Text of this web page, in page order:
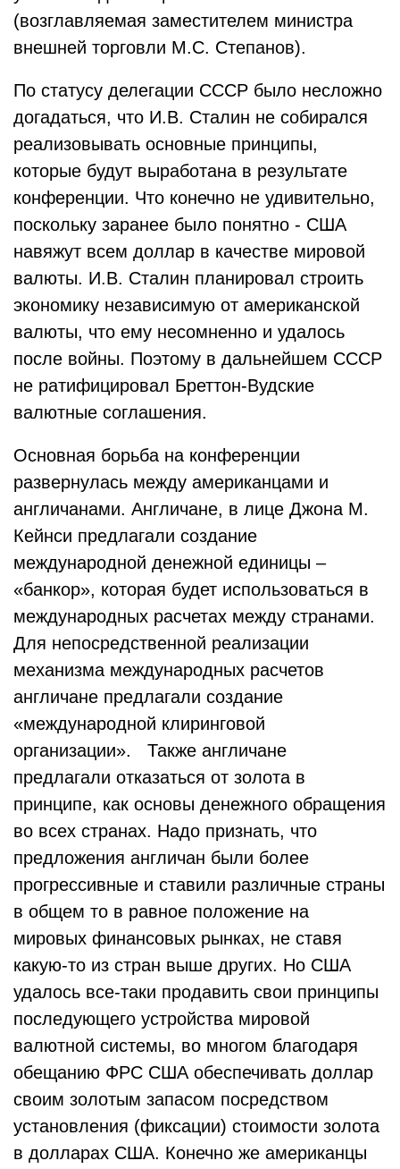
(возглавляемая заместителем министра
внешней торговли М.С. Степанов).
По статусу делегации СССР было несложно
догадаться, что И.В. Сталин не собирался
реализовывать основные принципы,
которые будут выработана в результате
конференции. Что конечно не удивительно,
поскольку заранее было понятно - США
навяжут всем доллар в качестве мировой
валюты. И.В. Сталин планировал строить
экономику независимую от американской
валюты, что ему несомненно и удалось
после войны. Поэтому в дальнейшем СССР
не ратифицировал Бреттон-Вудские
валютные соглашения.
Основная борьба на конференции
развернулась между американцами и
англичанами. Англичане, в лице Джона М.
Кейнси предлагали создание
международной денежной единицы –
«банкор», которая будет использоваться в
международных расчетах между странами.
Для непосредственной реализации
механизма международных расчетов
англичане предлагали создание
«международной клиринговой
организации». Также англичане
предлагали отказаться от золота в
принципе, как основы денежного обращения
во всех странах. Надо признать, что
предложения англичан были более
прогрессивные и ставили различные страны
в общем то в равное положение на
мировых финансовых рынках, не ставя
какую-то из стран выше других. Но США
удалось все-таки продавить свои принципы
последующего устройства мировой
валютной системы, во многом благодаря
обещанию ФРС США обеспечивать доллар
своим золотым запасом посредством
установления (фиксации) стоимости золота
в долларах США. Конечно же американцы